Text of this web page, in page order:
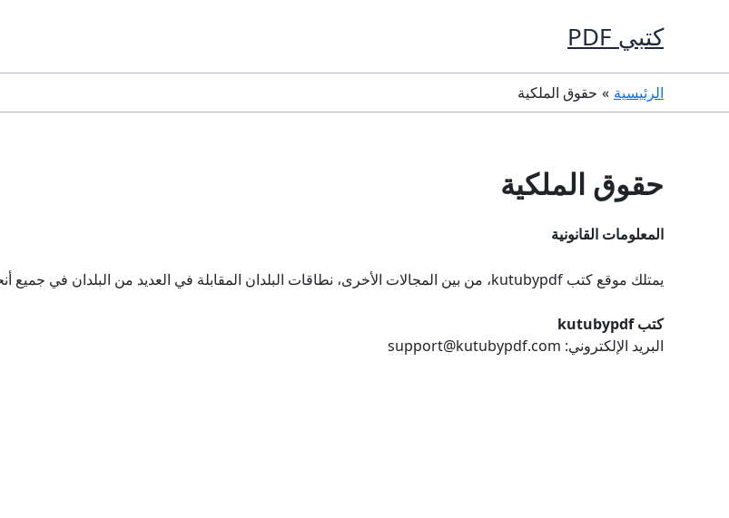
كتبي PDF
الرئيسية حقوق الملكية
حقوق الملكية
المعلومات القانونية
يمتلك موقع كتب kutubypdf، من بين المجالات الأخرى، نطاقات البلدان المقابلة في العديد من البلدان في جميع أنحاء أوروبا وآسيا وأجزاء أخرى من العالم.
كتب kutubypdf
البريد الإلكتروني: support@kutubypdf.com